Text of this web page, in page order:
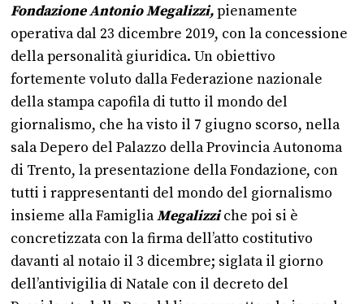
Fondazione Antonio Megalizzi,pienamente
operativa dal 23 dicembre 2019, con la concessione
della personalità giuridica. Un obiettivo
fortemente voluto dalla Federazione nazionale
della stampa capofila di tutto il mondo del
giornalismo, che ha visto il 7 giugno scorso, nella
sala Depero del Palazzo della Provincia Autonoma
di Trento, la presentazione della Fondazione, con
tutti i rappresentanti del mondo del giornalismo
insieme alla FamigliaMegalizziche poi si è
concretizzata con la firma dell’atto costitutivo
davanti al notaio il 3 dicembre; siglata il giorno
dell’antivigilia di Natale con il decreto del